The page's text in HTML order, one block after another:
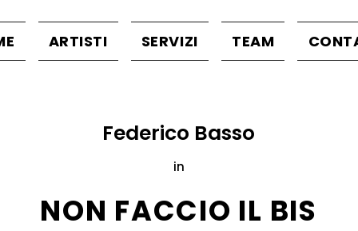
ARTISTI SERVIZI TEAM
Federico Basso
in
NON FACCIO IL BIS